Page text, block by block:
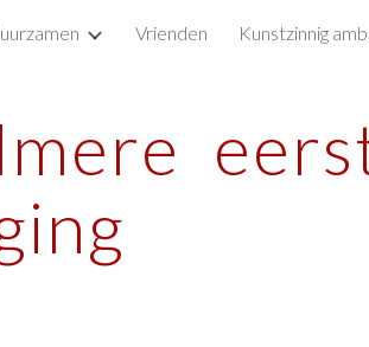
Skip to navigation
Vrienden Kunstzinnig